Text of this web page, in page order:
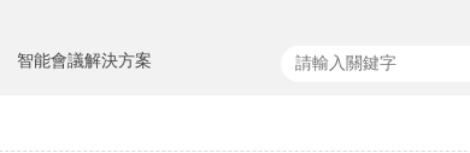
智能會議解決方案